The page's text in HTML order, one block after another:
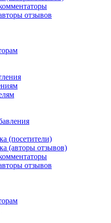
отзывов
(посетители)
(авторы отзывов)
отзывов